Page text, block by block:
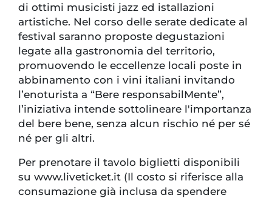
di ottimi musicisti jazz ed istallazioni
artistiche. Nel corso delle serate dedicate al
festival saranno proposte degustazioni
legate alla gastronomia del territorio,
promuovendo le eccellenze locali poste in
abbinamento con i vini italiani invitando
l’enoturista a “Bere responsabilMente”,
l’iniziativa intende sottolineare l'importanza
del bere bene, senza alcun rischio né per sé
né per gli altri.
Per prenotare il tavolo biglietti disponibili
su www.liveticket.it (Il costo si riferisce alla
consumazione già inclusa da spendere